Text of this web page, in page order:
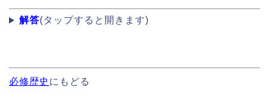
解答(タップすると開きます)
必修歴史 にもどる